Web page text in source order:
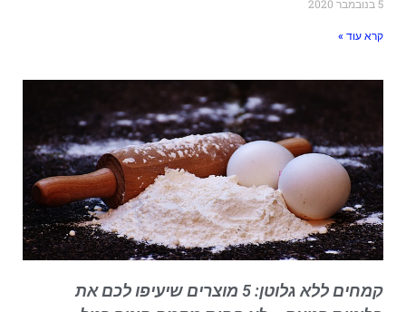
עוד »
קמחים ללא גלוטן: 5 מוצרים שיעיפו לכם את